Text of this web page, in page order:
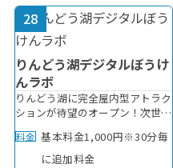
28
りんどう湖デジタルぼうけ
んラボ
りんどう湖に完全屋内型アトラク
ションが待望のオープン！次世代
ト” とりんどう湖がタッグを組み
誕生した新施設！砂遊びやボール
料金 基本料金1,000円※30分毎
に追加料金